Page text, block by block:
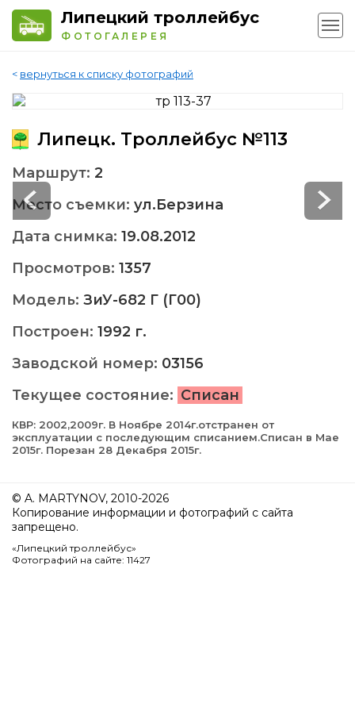
Липецкий троллейбус
ФОТОГАЛЕРЕЯ
< вернуться к списку фотографий
Липецк. Троллейбус №113
Маршрут: 2
Место съемки: ул.Берзина
Дата снимка: 19.08.2012
Просмотров: 1357
Модель: ЗиУ-682 Г (Г00)
Построен: 1992 г.
Заводской номер: 03156
Текущее состояние: Списан
КВР: 2002,2009г. В Ноябре 2014г.отстранен от
эксплуатации с последующим списанием.Списан в Мае
2015г. Порезан 28 Декабря 2015г.
© A. MARTYNOV, 2010-2026
Копирование информации и фотографий с сайта
запрещено.
«Липецкий троллейбус»
Фотографий на сайте: 11427